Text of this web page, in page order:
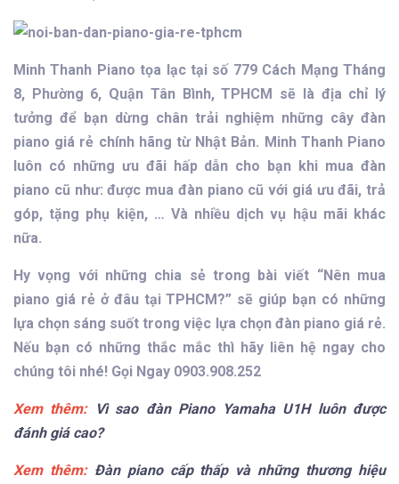
Minh Thanh Piano tọa lạc tại số 779 Cách Mạng Tháng
8, Phường 6, Quận Tân Bình, TPHCM sẽ là địa chỉ lý
tưởng để bạn dừng chân trải nghiệm những cây đàn
piano giá rẻ chính hãng từ Nhật Bản. Minh Thanh Piano
luôn có những ưu đãi hấp dẫn cho bạn khi mua đàn
piano cũ như: được mua đàn piano cũ với giá ưu đãi, trả
góp, tặng phụ kiện, … Và nhiều dịch vụ hậu mãi khác
nữa.
Hy vọng với những chia sẻ trong bài viết “Nên mua
piano giá rẻ ở đâu tại TPHCM?” sẽ giúp bạn có những
lựa chọn sáng suốt trong việc lựa chọn đàn piano giá rẻ.
Nếu bạn có những thắc mắc thì hãy liên hệ ngay cho
chúng tôi nhé! Gọi Ngay 0903.908.252
Xem thêm:
Vì sao đàn Piano Yamaha U1H luôn được
đánh giá cao?
Xem thêm: Đàn piano cấp thấp và những thương hiệu